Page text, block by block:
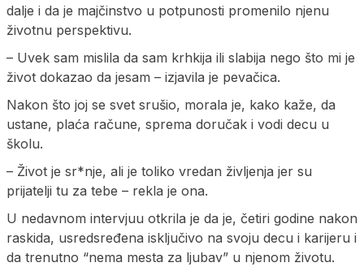
dalje i da je majčinstvo u potpunosti promenilo njenu
životnu perspektivu.
– Uvek sam mislila da sam krhkija ili slabija nego što mi je
život dokazao da jesam – izjavila je pevačica.
Nakon što joj se svet srušio, morala je, kako kaže, da
ustane, plaća račune, sprema doručak i vodi decu u
školu.
– Život je sr*nje, ali je toliko vredan življenja jer su
prijatelji tu za tebe – rekla je ona.
U nedavnom intervjuu otkrila je da je, četiri godine nakon
raskida, usredsređena isključivo na svoju decu i karijeru i
da trenutno “nema mesta za ljubav” u njenom životu.